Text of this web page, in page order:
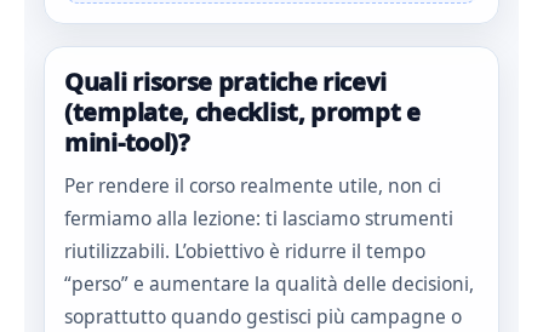
Quali risorse pratiche ricevi
(template, checklist, prompt e
mini‑tool)?
Per rendere il corso realmente utile, non ci
fermiamo alla lezione: ti lasciamo strumenti
riutilizzabili. L’obiettivo è ridurre il tempo
“perso” e aumentare la qualità delle decisioni,
soprattutto quando gestisci più campagne o